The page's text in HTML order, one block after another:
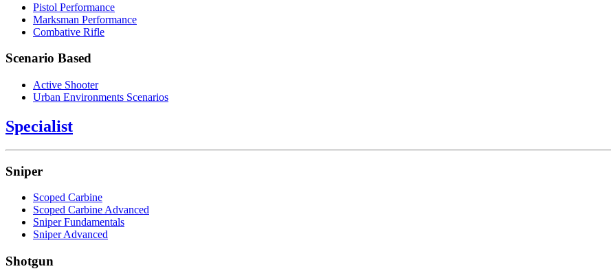
Pistol Performance
Marksman Performance
Combative Rifle
Scenario Based
Active Shooter
Urban Environments Scenarios
Specialist
Sniper
Scoped Carbine
Scoped Carbine Advanced
Sniper Fundamentals
Sniper Advanced
Shotgun